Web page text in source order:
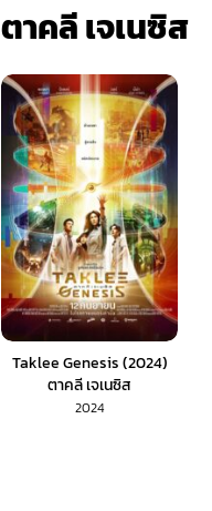
ตาคลี เจเนซิส
Taklee Genesis (2024)
ตาคลี เจเนซิส
2024